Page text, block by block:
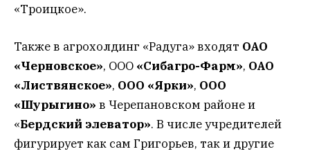
«Троицкое».
Также в агрохолдинг «Радуга» входят ОАО
«Черновское», ООО «Сибагро-Фарм», ОАО
«Листвянское», ООО «Ярки», ООО
«Шурыгино» в Черепановском районе и
«Бердский элеватор». В числе учредителей
фигурирует как сам Григорьев, так и другие